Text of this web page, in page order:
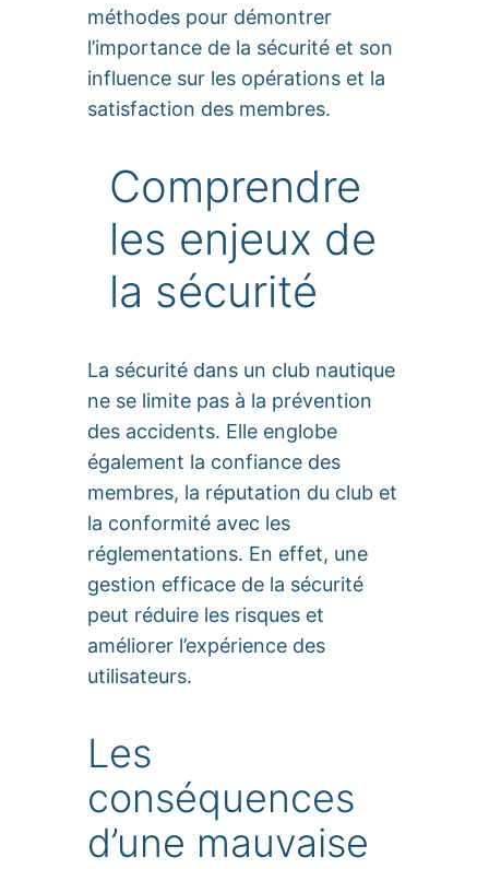
méthodes pour démontrer
l’importance de la sécurité et son
influence sur les opérations et la
satisfaction des membres.
Comprendre
les enjeux de
la sécurité
La sécurité dans un club nautique
ne se limite pas à la prévention
des accidents. Elle englobe
également la confiance des
membres, la réputation du club et
la conformité avec les
réglementations. En effet, une
gestion efficace de la sécurité
peut réduire les risques et
améliorer l’expérience des
utilisateurs.
Les
conséquences
d’une mauvaise